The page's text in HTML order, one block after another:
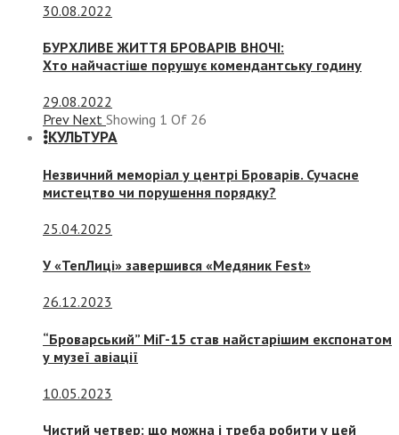
30.08.2022
БУРХЛИВЕ ЖИТТЯ БРОВАРІВ ВНОЧІ:
Хто найчастіше порушує комендантську годину
29.08.2022
Prev Next Showing 1 Of 26
КУЛЬТУРА
Незвичний меморіал у центрі Броварів. Сучасне
мистецтво чи порушення порядку?
25.04.2025
У «ТепЛиці» завершився «Медяник Fest»
26.12.2023
“Броварський” МіГ-15 став найстарішим експонатом
у музеї авіації
10.05.2023
Чистий четвер: що можна і треба робити у цей